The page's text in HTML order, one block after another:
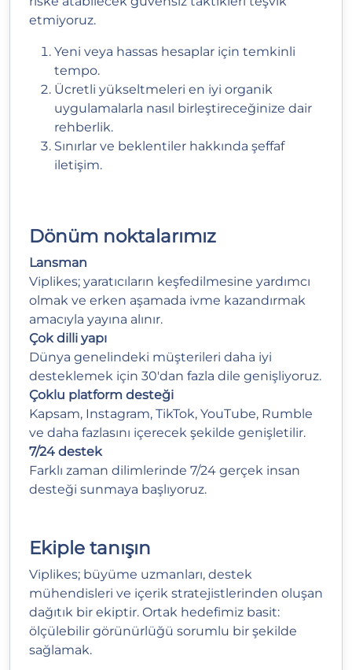
etmiyoruz.
Yeni veya hassas hesaplar için temkinli
tempo.
Ücretli yükseltmeleri en iyi organik
uygulamalarla nasıl birleştireceğinize dair
rehberlik.
Sınırlar ve beklentiler hakkında şeffaf
iletişim.
Dönüm noktalarımız
Lansman
Viplikes; yaratıcıların keşfedilmesine yardımcı
olmak ve erken aşamada ivme kazandırmak
amacıyla yayına alınır.
Çok dilli yapı
Dünya genelindeki müşterileri daha iyi
desteklemek için 30'dan fazla dile genişliyoruz.
Çoklu platform desteği
Kapsam, Instagram, TikTok, YouTube, Rumble
ve daha fazlasını içerecek şekilde genişletilir.
7/24 destek
Farklı zaman dilimlerinde 7/24 gerçek insan
desteği sunmaya başlıyoruz.
Ekiple tanışın
Viplikes; büyüme uzmanları, destek
mühendisleri ve içerik stratejistlerinden oluşan
dağıtık bir ekiptir. Ortak hedefimiz basit:
ölçülebilir görünürlüğü sorumlu bir şekilde
sağlamak.